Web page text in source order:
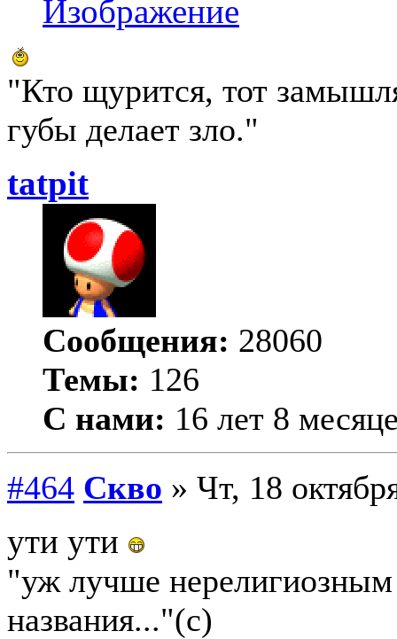
"Кто щурится, тот
губы делает зло."
tatpit
Сообщения: 28060
Темы: 126
С нами: 16 лет 8
#464 Скво » Чт, 18
ути ути
"уж лучше
названия..."(с)